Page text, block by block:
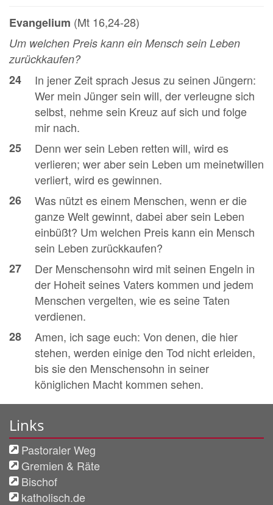
Evangelium (Mt 16,24-28)
Um welchen Preis kann ein Mensch sein Leben
zurückkaufen?
24
In jener Zeit sprach Jesus zu seinen Jüngern:
Wer mein Jünger sein will, der verleugne sich
selbst, nehme sein Kreuz auf sich und folge
mir nach.
25
Denn wer sein Leben retten will, wird es
verlieren; wer aber sein Leben um meinetwillen
verliert, wird es gewinnen.
26
Was nützt es einem Menschen, wenn er die
ganze Welt gewinnt, dabei aber sein Leben
einbüßt? Um welchen Preis kann ein Mensch
sein Leben zurückkaufen?
27
Der Menschensohn wird mit seinen Engeln in
der Hoheit seines Vaters kommen und jedem
Menschen vergelten, wie es seine Taten
verdienen.
28
Amen, ich sage euch: Von denen, die hier
stehen, werden einige den Tod nicht erleiden,
bis sie den Menschensohn in seiner
königlichen Macht kommen sehen.
Links
Pastoraler Weg
Gremien & Räte
Bischof
katholisch.de